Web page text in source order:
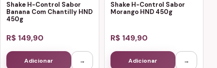
Shake H-Control Sabor
Banana Com Chantilly HND
450g
R$ 149,90
Adicionar →
Shake H-Control Sabor
Morango HND 450g
R$ 149,90
Adicionar →